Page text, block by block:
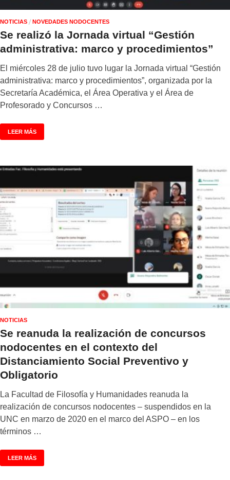
NOTICIAS / NOVEDADES NODOCENTES
Se realizó la Jornada virtual “Gestión
administrativa: marco y procedimientos”
El miércoles 28 de julio tuvo lugar la Jornada virtual “Gestión
administrativa: marco y procedimientos”, organizada por la
Secretaría Académica, el Área Operativa y el Área de
Profesorado y Concursos …
LEER MÁS
NOTICIAS
Se reanuda la realización de concursos
nodocentes en el contexto del
Distanciamiento Social Preventivo y
Obligatorio
La Facultad de Filosofía y Humanidades reanuda la
realización de concursos nodocentes – suspendidos en la
UNC en marzo de 2020 en el marco del ASPO – en los
términos …
LEER MÁS